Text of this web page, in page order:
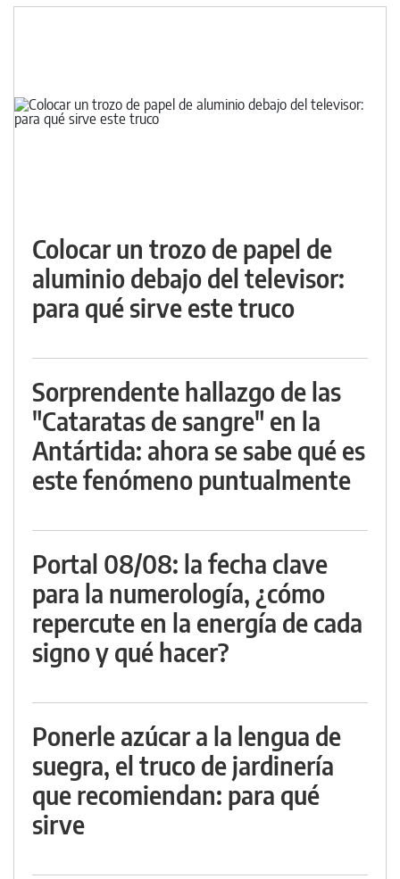
Colocar un trozo de papel de
aluminio debajo del televisor:
para qué sirve este truco
Sorprendente hallazgo de las
"Cataratas de sangre" en la
Antártida: ahora se sabe qué es
este fenómeno puntualmente
Portal 08/08: la fecha clave
para la numerología, ¿cómo
repercute en la energía de cada
signo y qué hacer?
Ponerle azúcar a la lengua de
suegra, el truco de jardinería
que recomiendan: para qué
sirve